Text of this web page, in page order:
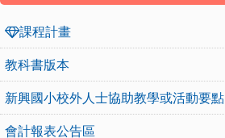
課程計畫
教科書版本
新興國小校外人士協助教學或活動要點
會計報表公告區